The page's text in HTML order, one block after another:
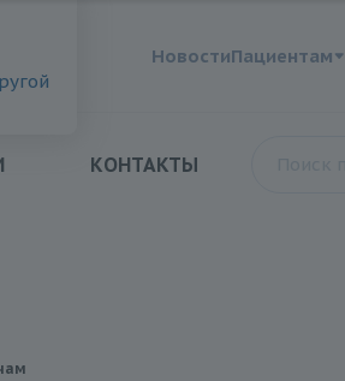
НовостиПациентам
КОНТАКТЫ